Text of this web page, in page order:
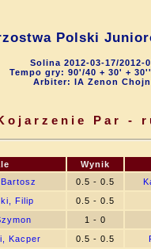
Polski
Solina 2012-03-17/2012-
Tempo gry: 90'/40 + 30' +
Arbiter: IA Zenon
Par -
Wynik
0.5 - 0.5
Filip 0.5 - 0.5
1 - 0
Kacper 0.5 - 0.5